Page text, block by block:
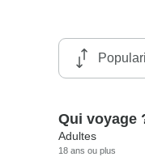
Qui voyage
Adultes
18 ans ou plus